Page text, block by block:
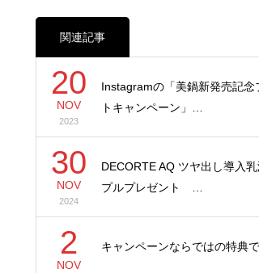
関連記事
20
NOV
2023
Instagramの「美鍋新発売記念
トキャンペーン」…
30
NOV
2024
DECORTE AQ ツヤ出し導入
プルプレゼント …
2
NOV
キャンペーンならではの特典